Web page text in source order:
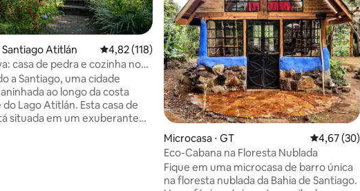
média de 5, 4 avaliações
Santiago Atitlán 4,82 de uma avaliação média de 5, 118 avaliações
4,82 (118)
casa de pedra e cozinha no
a Santiago, uma cidade
ao longo da costa
Lago Atitlán. Esta casa de
situada em um exuberante
Microcasa ⋅ GT 4,67 de
4,67 (30)
Eco-Cabana na Floresta Nublada
Fique em uma microcasa de barro única
na floresta nublada da Bahia de Santiago.